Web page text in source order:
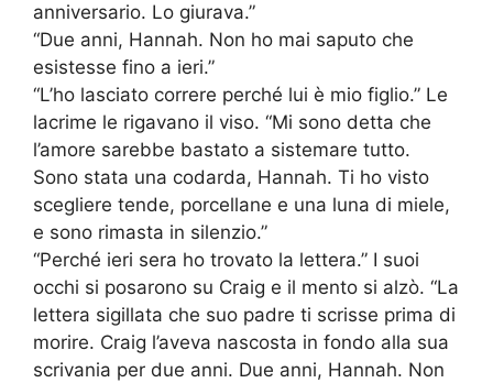
anniversario. Lo giurava.”
“Due anni, Hannah. Non ho mai saputo che
esistesse fino a ieri.”
“L’ho lasciato correre perché lui è mio figlio.” Le
lacrime le rigavano il viso. “Mi sono detta che
l’amore sarebbe bastato a sistemare tutto.
Sono stata una codarda, Hannah. Ti ho visto
scegliere tende, porcellane e una luna di miele,
e sono rimasta in silenzio.”
“Perché ieri sera ho trovato la lettera.” I suoi
occhi si posarono su Craig e il mento si alzò. “La
lettera sigillata che suo padre ti scrisse prima di
morire. Craig l’aveva nascosta in fondo alla sua
scrivania per due anni. Due anni, Hannah. Non